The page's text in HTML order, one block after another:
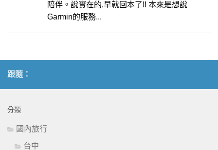
陪伴。說實在的,早就回本了!! 本來是想說
Garmin的服務...
跟隨：
分類
國內旅行
台中